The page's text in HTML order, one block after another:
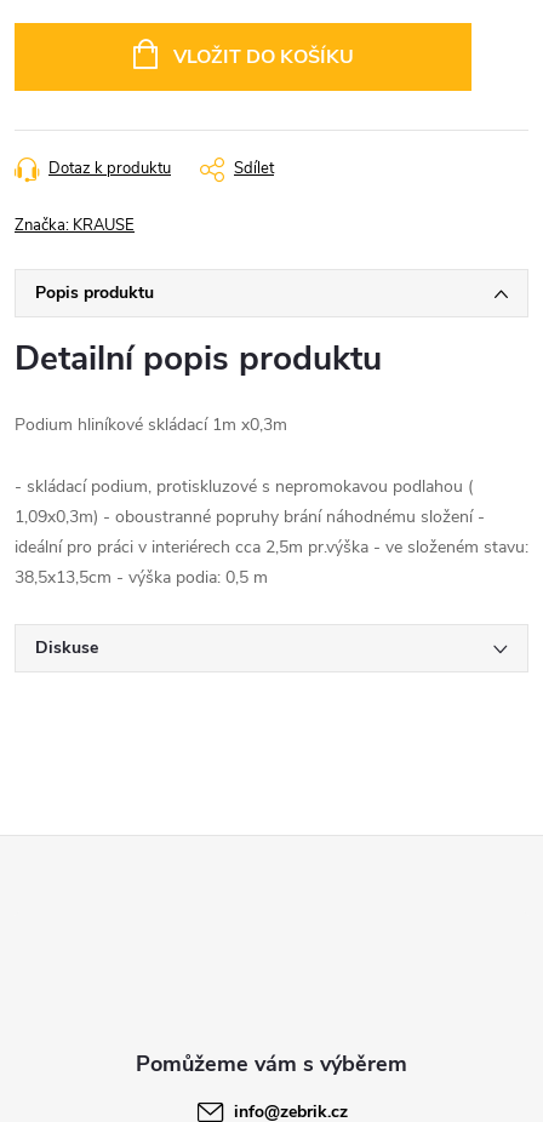
VLOŽIT DO KOŠÍKU
Dotaz k produktu Sdílet
Značka: KRAUSE
Popis produktu
Detailní popis produktu
Podium hliníkové skládací 1m x0,3m
- skládací podium, protiskluzové s nepromokavou podlahou (
1,09x0,3m) - oboustranné popruhy brání náhodnému složení -
ideální pro práci v interiérech cca 2,5m pr.výška - ve složeném stavu:
38,5x13,5cm - výška podia: 0,5 m
Diskuse
info@zebrik.cz